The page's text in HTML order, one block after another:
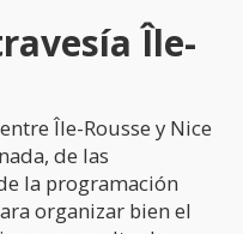
Île-
Île-Rousse y Nice
de las
la programación
organizar bien el